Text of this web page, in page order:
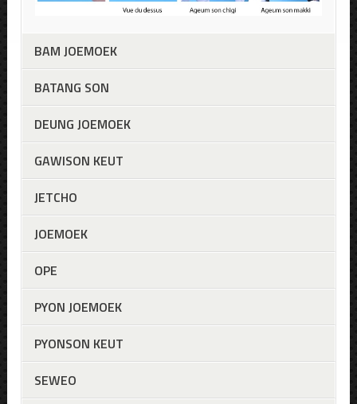
BAM JOEMOEK
BATANG SON
DEUNG JOEMOEK
GAWISON KEUT
JETCHO
JOEMOEK
OPE
PYON JOEMOEK
PYONSON KEUT
SEWEO